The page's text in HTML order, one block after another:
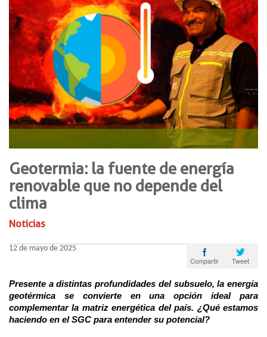
Geotermia: la fuente de energía
renovable que no depende del
clima
Noticias
12 de mayo de 2025
Tweet
Compartir
Presente a distintas profundidades del subsuelo, la energía
geotérmica se convierte en una opción ideal para
complementar la matriz energética del país. ¿Qué estamos
haciendo en el SGC para entender su potencial?